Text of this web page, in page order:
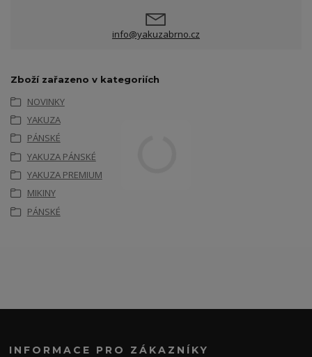
info@yakuzabrno.cz
Zboží zařazeno v kategoriích
NOVINKY
YAKUZA
PÁNSKÉ
YAKUZA PÁNSKÉ
YAKUZA PREMIUM
MIKINY
PÁNSKÉ
INFORMACE PRO ZÁKAZNÍKY